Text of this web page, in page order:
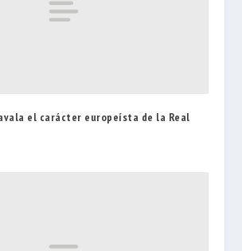
el carácter europeísta de la Real